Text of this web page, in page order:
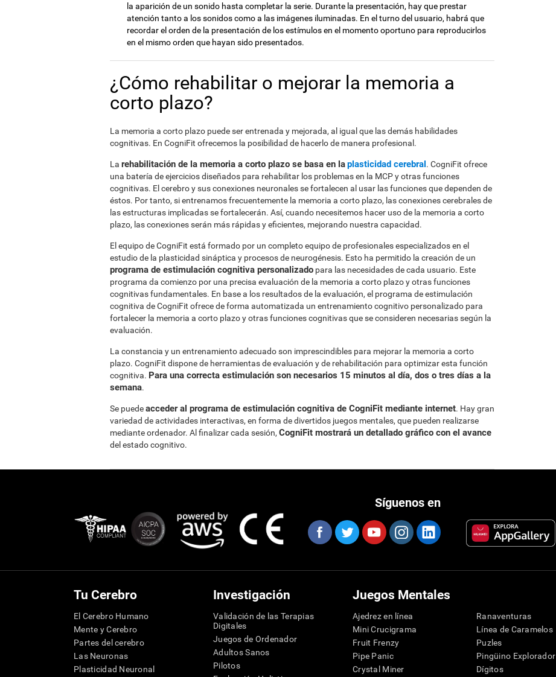
la aparición de un sonido hasta completar la serie. Durante la presentación, hay que prestar
atención tanto a los sonidos como a las imágenes iluminadas. En el turno del usuario, habrá que
recordar el orden de la presentación de los estímulos en el momento oportuno para reproducirlos
en el mismo orden que hayan sido presentados.
¿Cómo rehabilitar o mejorar la memoria a
corto plazo?
La memoria a corto plazo puede ser entrenada y mejorada, al igual que las demás habilidades
cognitivas. En CogniFit ofrecemos la posibilidad de hacerlo de manera profesional.
La rehabilitación de la memoria a corto plazo se basa en laplasticidad cerebral. CogniFit ofrece
una batería de ejercicios diseñados para rehabilitar los problemas en la MCP y otras funciones
cognitivas. El cerebro y sus conexiones neuronales se fortalecen al usar las funciones que dependen de
éstos. Por tanto, si entrenamos frecuentemente la memoria a corto plazo, las conexiones cerebrales de
las estructuras implicadas se fortalecerán. Así, cuando necesitemos hacer uso de la memoria a corto
plazo, las conexiones serán más rápidas y eficientes, mejorando nuestra capacidad.
El equipo de CogniFit está formado por un completo equipo de profesionales especializados en el
estudio de la plasticidad sináptica y procesos de neurogénesis. Esto ha permitido la creación de un
programa de estimulación cognitiva personalizado para las necesidades de cada usuario. Este
programa da comienzo por una precisa evaluación de la memoria a corto plazo y otras funciones
cognitivas fundamentales. En base a los resultados de la evaluación, el programa de estimulación
cognitiva de CogniFit ofrece de forma automatizada un entrenamiento cognitivo personalizado para
fortalecer la memoria a corto plazo y otras funciones cognitivas que se consideren necesarias según la
evaluación.
La constancia y un entrenamiento adecuado son imprescindibles para mejorar la memoria a corto
plazo. CogniFit dispone de herramientas de evaluación y de rehabilitación para optimizar esta función
cognitiva. Para una correcta estimulación son necesarios 15 minutos al día, dos o tres días a la
semana.
Se puedeacceder al programa de estimulación cognitiva de CogniFit mediante internet. Hay gran
variedad de actividades interactivas, en forma de divertidos juegos mentales, que pueden realizarse
mediante ordenador. Al finalizar cada sesión, CogniFit mostrará un detallado gráfico con el avance
del estado cognitivo.
Síguenos en
Tu Cerebro
El Cerebro Humano
Mente y Cerebro
Partes del cerebro
Las Neuronas
Plasticidad Neuronal
Investigación
Validación de las Terapias
Digitales
Juegos de Ordenador
Adultos Sanos
Pilotos
Juegos Mentales
Ajedrez en línea
Mini Crucigrama
Fruit Frenzy
Pipe Panic
Crystal Miner
Ranaventuras
Línea de Caramelos
Puzles
Pingüino Explorador
Dígitos